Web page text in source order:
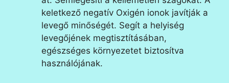
keletkező negatív Oxigén ionok javítják a
levegő minőségét. Segít a helyiség
levegőjének megtisztításában,
egészséges környezetet biztosítva
használójának.